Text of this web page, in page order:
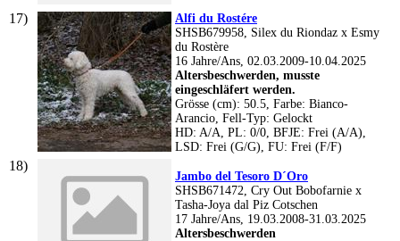
Alfi du Rostére
SHSB679958, Silex du Riondaz x Esmy
du Rostère
16 Jahre/Ans, 02.03.2009-10.04.2025
Altersbeschwerden, musste
eingeschläfert werden.
Grösse (cm): 50.5, Farbe: Bianco-
Arancio, Fell-Typ: Gelockt
HD: A/A, PL: 0/0, BFJE: Frei (A/A),
LSD: Frei (G/G), FU: Frei (F/F)
Jambo del Tesoro D´Oro
SHSB671472, Cry Out Bobofarnie x
Tasha-Joya dal Piz Cotschen
17 Jahre/Ans, 19.03.2008-31.03.2025
Altersbeschwerden